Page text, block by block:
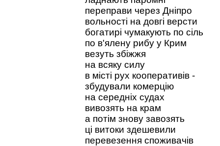
переправи через Дніпро
вольності на довгі версти
богатирі чумакують по сіль
по в'ялену рибу у Крим
везуть збіжжя
на всяку силу
в місті рух кооперативів -
збудували комерцію
на середніх судах
вивозять на крам
а потім знову завозять
ці витоки здешевили
перевезення споживачів